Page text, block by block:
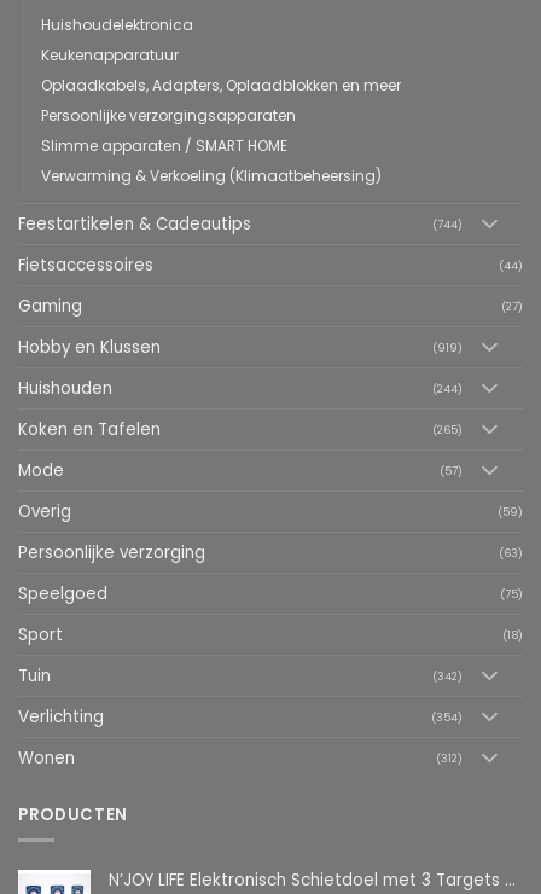
Huishoudelektronica
Keukenapparatuur
Oplaadkabels, Adapters, Oplaadblokken en meer
Persoonlijke verzorgingsapparaten
Slimme apparaten / SMART HOME
Verwarming & Verkoeling (Klimaatbeheersing)
Feestartikelen & Cadeautips (744)
Fietsaccessoires (44)
Gaming (27)
Hobby en Klussen (919)
Huishouden (244)
Koken en Tafelen (265)
Mode (57)
Overig (59)
Persoonlijke verzorging (63)
Speelgoed (75)
Sport (18)
Tuin (342)
Verlichting (354)
Wonen (312)
PRODUCTEN
N’JOY LIFE Elektronisch Schietdoel met 3 Targets – Automatische Reset – Digitaal Scorebord – voor Foam Darts